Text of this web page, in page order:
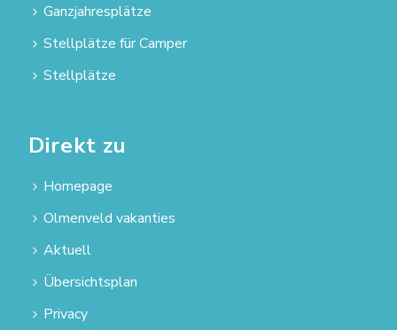
Ganzjahresplätze
Stellplätze für Camper
Stellplätze
Direkt zu
Homepage
Olmenveld vakanties
Aktuell
Übersichtsplan
Privacy